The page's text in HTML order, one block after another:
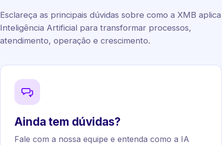
Esclareça as principais dúvidas sobre como a XMB aplica
Inteligência Artificial para transformar processos,
atendimento, operação e crescimento.
Ainda tem dúvidas?
Fale com a nossa equipe e entenda como a IA